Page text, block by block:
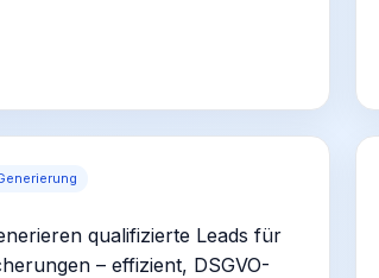
qualifizierte Leads für
– effizient, DSGVO-